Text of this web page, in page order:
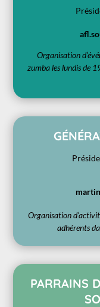
Organisation
zumba les lundis de
Organisation
adhérents
PARRAINS